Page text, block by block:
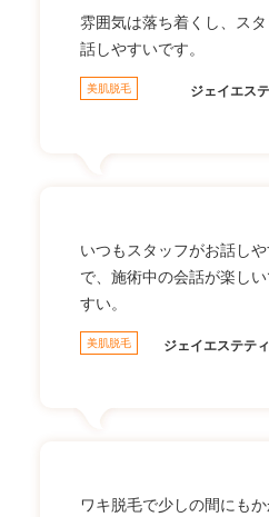
雰囲気は落ち着くし、ス
話しやすいです。
美肌脱毛 ジェイエス
いつもスタッフがお話し
で、施術中の会話が楽し
すい。
美肌脱毛 ジェイエステテ
ワキ脱毛で少しの間にも